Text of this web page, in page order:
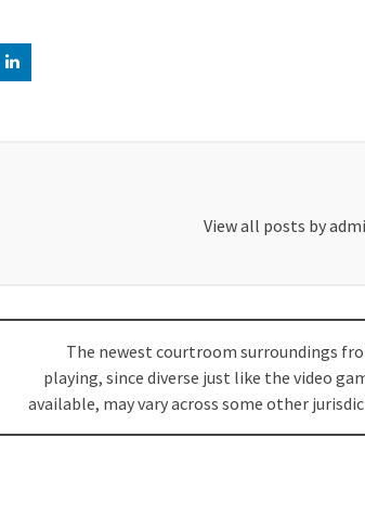
View all posts by
The newest courtroom surroundings
playing, since diverse just like the video
available, may vary across some other